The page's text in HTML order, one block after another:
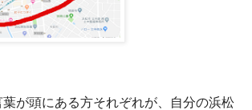
が頭にある方それぞれが、自分の浜松